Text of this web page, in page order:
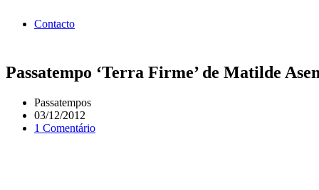
Contacto
Passatempo ‘Terra Firme’ de Matilde
Passatempos
03/12/2012
1 Comentário